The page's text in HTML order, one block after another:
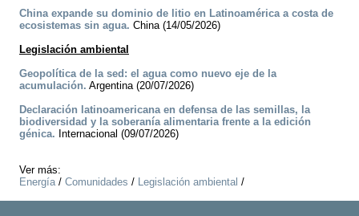
China expande su dominio de litio en Latinoamérica a costa de
ecosistemas sin agua. China (14/05/2026)
Legislación ambiental
Geopolítica de la sed: el agua como nuevo eje de la
acumulación. Argentina (20/07/2026)
Declaración latinoamericana en defensa de las semillas, la
biodiversidad y la soberanía alimentaria frente a la edición
génica. Internacional (09/07/2026)
Ver más:
Energía/ Comunidades / Legislación ambiental /